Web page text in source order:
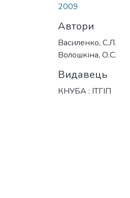
2009
Автори
Василенко, С.Л.
Волошкіна, О.С.
Видавець
КНУБА : ІТГІП